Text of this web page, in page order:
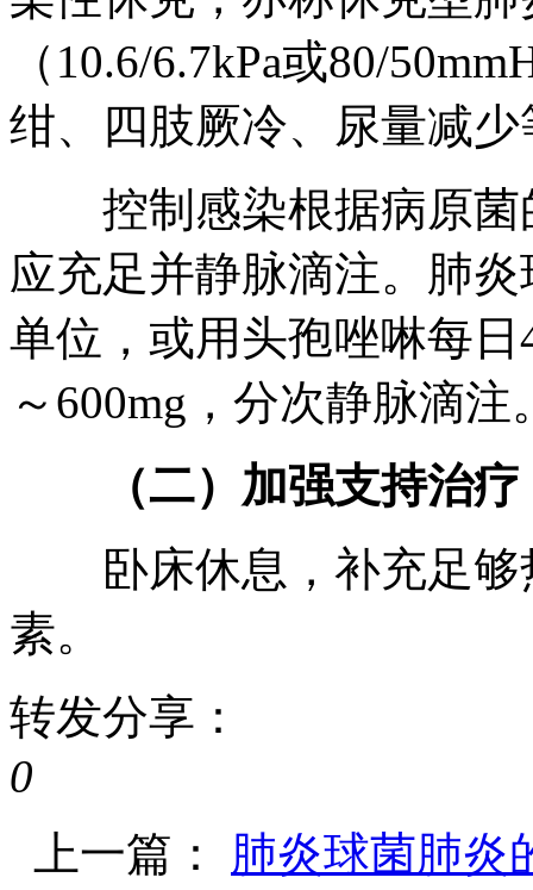
（10.6/6.7kPa或80/
绀、四肢厥冷、尿量减
控制感染根据病原菌
应充足并静脉滴注。肺
单位，或用头孢唑啉每
～600mg，分次静脉滴注
（二）加强支持治疗
卧床休息，补充足够
素。
转发分享：
0
上一篇：
肺炎球菌肺炎